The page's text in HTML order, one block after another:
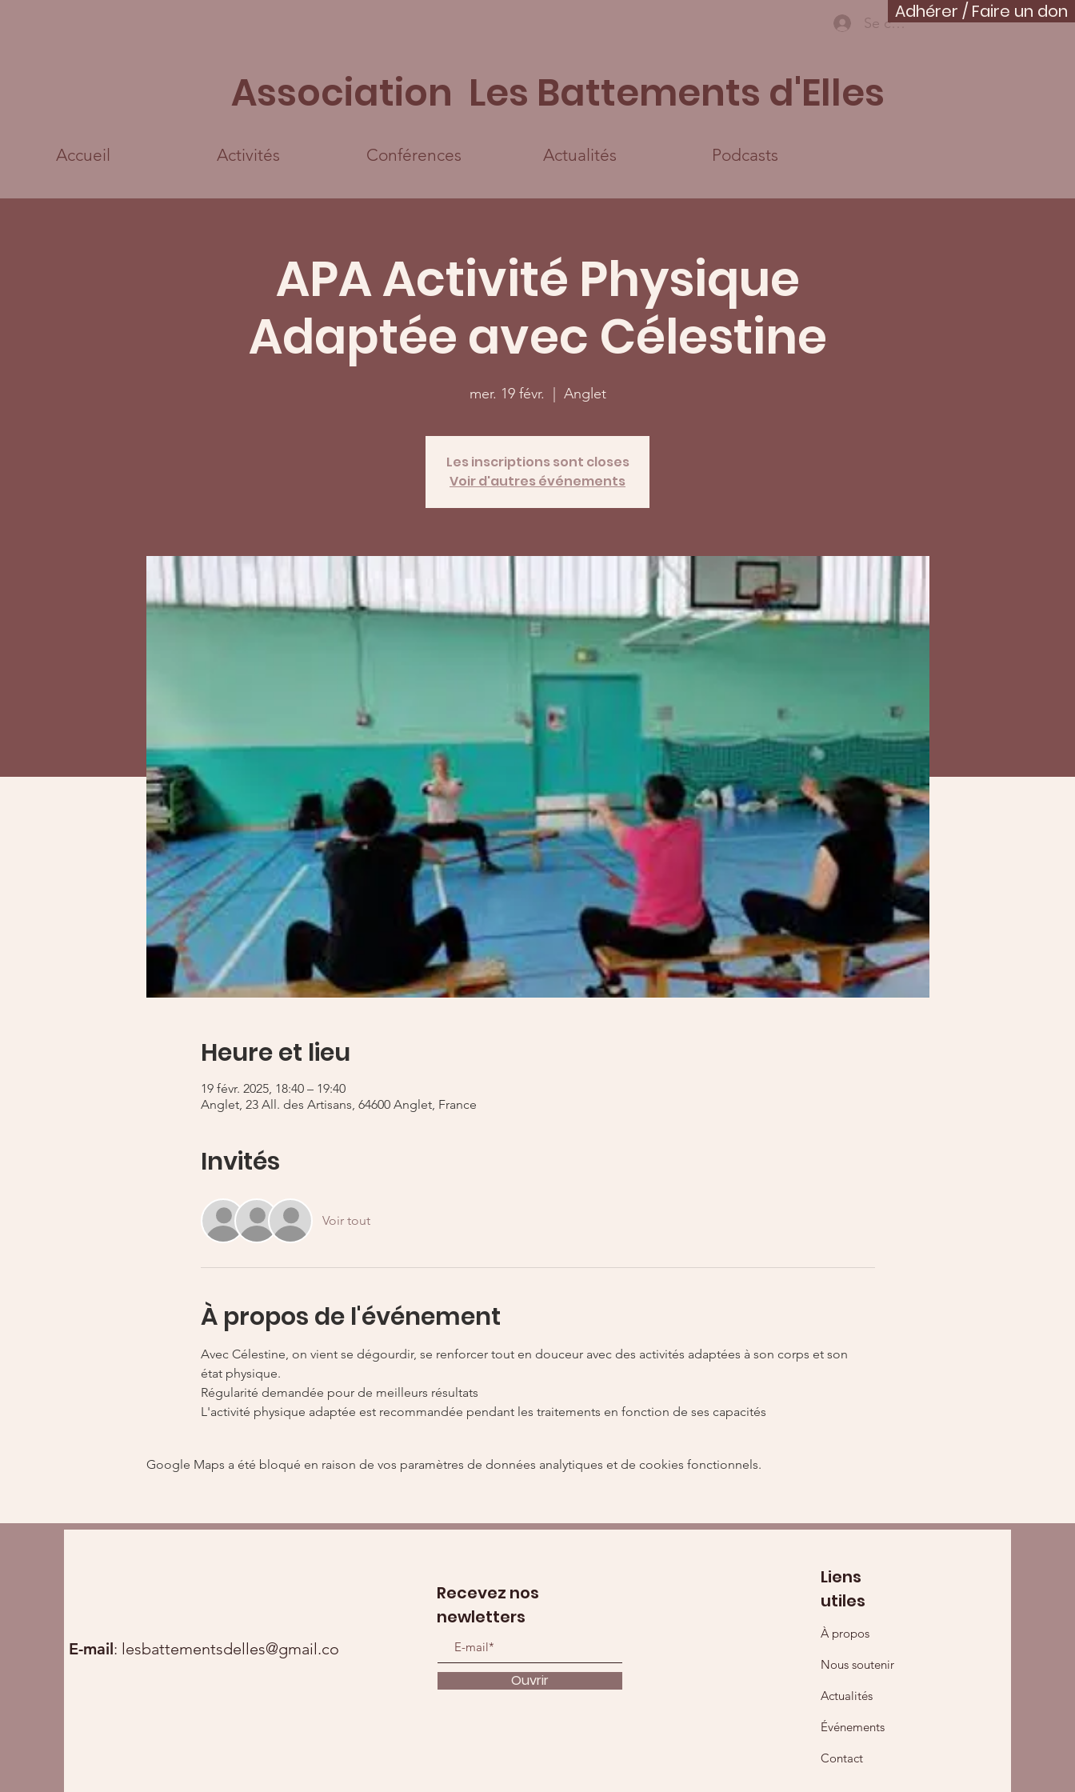
Adhérer / Faire un don
Se connecter
Association Les Battements d'Elles
Accueil Activités Conférences Actualités Podcasts
APA Activité Physique
Adaptée avec Célestine
mer. 19 févr. Anglet
Les inscriptions sont closes
Voir d'autres événements
Heure et lieu
19 févr. 2025, 18:40 – 19:40
Anglet, 23 All. des Artisans, 64600 Anglet, France
Invités
Voir tout
À propos de l'événement
Avec Célestine, on vient se dégourdir, se renforcer tout en douceur avec des activités adaptées à son corps et son
état physique.
Régularité demandée pour de meilleurs résultats
L'activité physique adaptée est recommandée pendant les traitements en fonction de ses capacités
Google Maps a été bloqué en raison de vos paramètres de données analytiques et de cookies fonctionnels.
E-mail: lesbattementsdelles@gmail.com
Liens
utiles
À propos
Nous soutenir
Actualités
Événements
Contact
Recevez nos
newletters
Ouvrir